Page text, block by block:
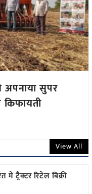
अपनाया सुपर
View All
ट्रैक्टर रिटेल बिक्री